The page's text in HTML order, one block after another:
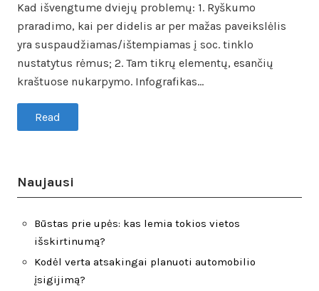
Kad išvengtume dviejų problemų: 1. Ryškumo
praradimo, kai per didelis ar per mažas paveikslėlis
yra suspaudžiamas/ištempiamas į soc. tinklo
nustatytus rėmus; 2. Tam tikrų elementų, esančių
kraštuose nukarpymo. Infografikas…
Read
Naujausi
Būstas prie upės: kas lemia tokios vietos
išskirtinumą?
Kodėl verta atsakingai planuoti automobilio
įsigijimą?